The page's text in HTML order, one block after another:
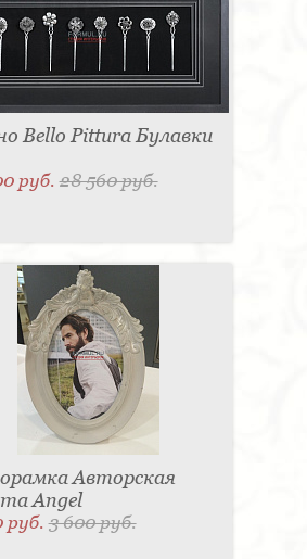
Bello Pittura Булавки
руб.28 560 руб.
Авторская
Angel
руб.3 600 руб.